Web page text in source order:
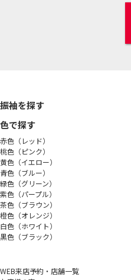
振袖を探す
色で探す
赤色（レッド）
桃色（ピンク）
黄色（イエロー）
青色（ブルー）
緑色（グリーン）
紫色（パープル）
茶色（ブラウン）
橙色（オレンジ）
白色（ホワイト）
黒色（ブラック）
WEB来店予約・店舗一覧